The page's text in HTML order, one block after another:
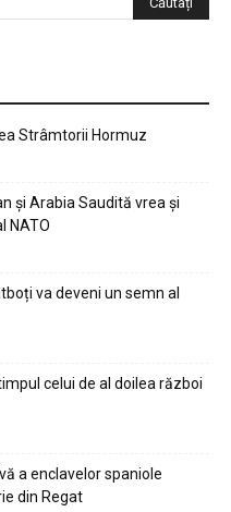
Strâmtorii Hormuz
și Arabia Saudită vrea și
NATO
va deveni un semn al
celui de al doilea război
a enclavelor spaniole
din Regat